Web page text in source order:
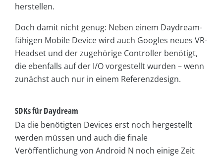
herstellen.
Doch damit nicht genug: Neben einem Daydream-
fähigen Mobile Device wird auch Googles neues VR-
Headset und der zugehörige Controller benötigt,
die ebenfalls auf der I/O vorgestellt wurden – wenn
zunächst auch nur in einem Referenzdesign.
SDKs für Daydream
Da die benötigten Devices erst noch hergestellt
werden müssen und auch die finale
Veröffentlichung von Android N noch einige Zeit